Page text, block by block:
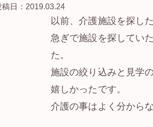
稿日：2019.03.24
以前、介護施設を探し
急ぎで施設を探してい
た。
施設の絞り込みと見学
嬉しかったです。
介護の事はよく分から